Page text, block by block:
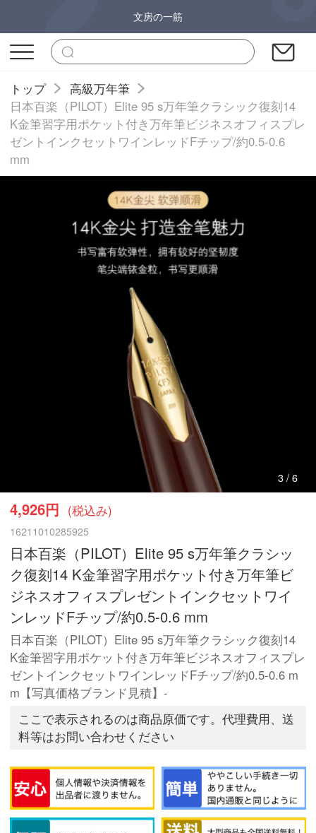
文房の一筋
トップ
高級万年筆
日本百楽（PILOT）Elite 95 s万年筆クラシック復刻14
K金筆習字用ポケット付き万年筆ビジネスオフィスプレ
ゼントインクセットワインレッドFチップ/約0.5-0.6
mm
3/ 6
4,926円 (税込み)
16211010285925
日本百楽（PILOT）Elite 95 s万年筆クラシッ
ク復刻14 K金筆習字用ポケット付き万年筆ビ
ジネスオフィスプレゼントインクセットワイ
ンレッドFチップ/約0.5-0.6 mm
日本百楽（PILOT）Elite 95 s万年筆クラシック復刻14
K金筆習字用ポケット付き万年筆ビジネスオフィスプレ
ゼントインクセットワインレッドFチップ/約0.5-0.6 m
m【写真価格ブランド見積】-
ここで表示されるのは商品原価です。代理費用、送
料等はお問い合わせください